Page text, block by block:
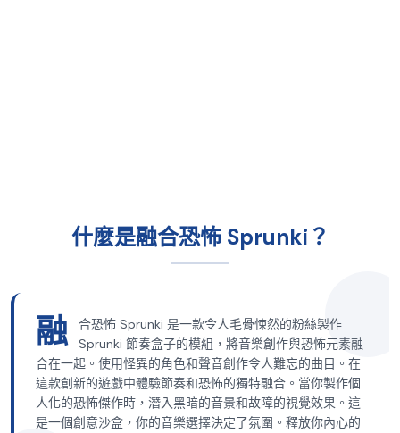
什麼是融合恐怖 Sprunki？
融
合恐怖 Sprunki 是一款令人毛骨悚然的粉絲製作
Sprunki 節奏盒子的模組，將音樂創作與恐怖元素融
合在一起。使用怪異的角色和聲音創作令人難忘的曲目。在
這款創新的遊戲中體驗節奏和恐怖的獨特融合。當你製作個
人化的恐怖傑作時，潛入黑暗的音景和故障的視覺效果。這
是一個創意沙盒，你的音樂選擇決定了氛圍。釋放你內心的